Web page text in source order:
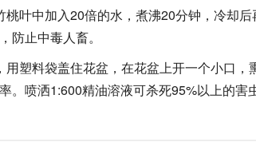
叶中加入20倍的水，煮沸20分钟，冷却
防止中毒人畜。
用塑料袋盖住花盆，在花盆上开一个小口
。喷洒1:600精油溶液可杀死95%以上的害虫